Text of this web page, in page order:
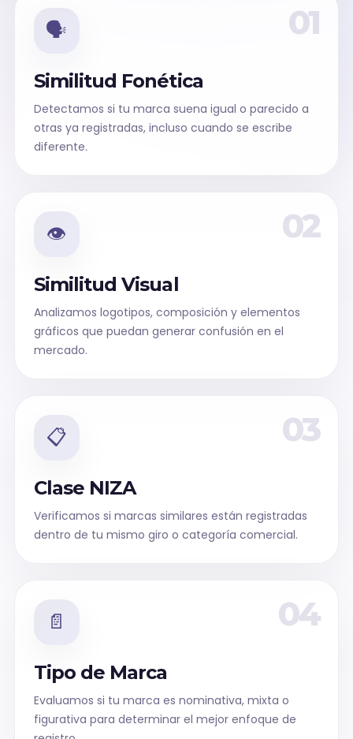
🗣️ 01
Similitud Fonética
Detectamos si tu marca suena igual o parecido a
otras ya registradas, incluso cuando se escribe
diferente.
👁️ 02
Similitud Visual
Analizamos logotipos, composición y elementos
gráficos que puedan generar confusión en el
mercado.
📋 03
Clase NIZA
Verificamos si marcas similares están registradas
dentro de tu mismo giro o categoría comercial.
📄 04
Tipo de Marca
Evaluamos si tu marca es nominativa, mixta o
figurativa para determinar el mejor enfoque de